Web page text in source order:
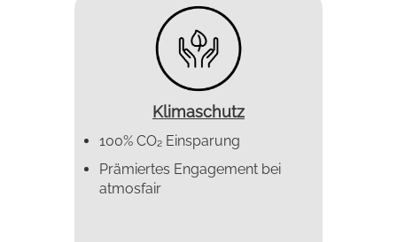
Klimaschutz
100% CO₂ Einsparung
Prämiertes Enga­gement bei
atmosfair